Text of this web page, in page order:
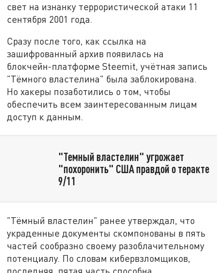
свет на изнанку террористической атаки 11
сентября 2001 года.
Сразу после того, как ссылка на
зашифрованный архив появилась на
блокчейн-платформе Steemit, учётная запись
"Тёмного властелина" была заблокирована.
Но хакеры позаботились о том, чтобы
обеспечить всем заинтересованным лицам
доступ к данным.
"Темный властелин" угрожает
"похоронить" США правдой о теракте
9/11
"Тёмный властелин" ранее утверждал, что
украденные документы скомпонованы в пять
частей сообразно своему разоблачительному
потенциалу. По словам кибервзломщиков,
последняя, пятая часть способна